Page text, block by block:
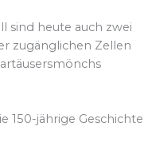
sind heute auch zwei
zugänglichen Zellen
150-jährige Geschichte